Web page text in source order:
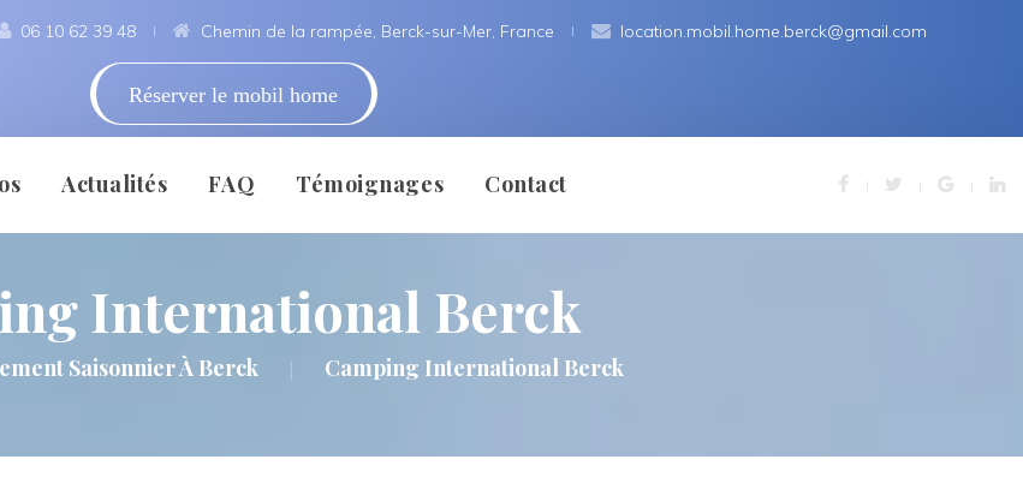
06 10 62 39 48 Chemin de la rampée, Berck-sur-Mer, France location.mobil.home.berck@gmail.com
Réserver le mobil home
Actualité
FAQ
Témoignage
Témoigner
Contact
Mentions Légale
International Berck
Saisonnier À Berck | Camping International Berck